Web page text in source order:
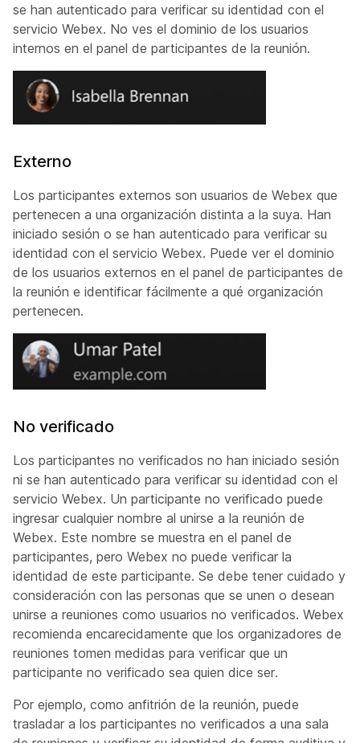
se han autenticado para verificar su identidad con el
servicio Webex. No ves el dominio de los usuarios
internos en el panel de participantes de la reunión.
Externo
Los participantes externos son usuarios de Webex que
pertenecen a una organización distinta a la suya. Han
iniciado sesión o se han autenticado para verificar su
identidad con el servicio Webex. Puede ver el dominio
de los usuarios externos en el panel de participantes de
la reunión e identificar fácilmente a qué organización
pertenecen.
No verificado
Los participantes no verificados no han iniciado sesión
ni se han autenticado para verificar su identidad con el
servicio Webex. Un participante no verificado puede
ingresar cualquier nombre al unirse a la reunión de
Webex. Este nombre se muestra en el panel de
participantes, pero Webex no puede verificar la
identidad de este participante. Se debe tener cuidado y
consideración con las personas que se unen o desean
unirse a reuniones como usuarios no verificados. Webex
recomienda encarecidamente que los organizadores de
reuniones tomen medidas para verificar que un
participante no verificado sea quien dice ser.
Por ejemplo, como anfitrión de la reunión, puede
trasladar a los participantes no verificados a una sala